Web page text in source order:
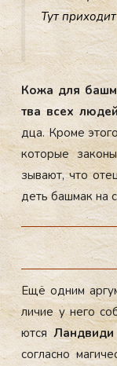
Тут
Ко­жа для
тва всех лю­дей
дца. Кро­ме
кото­рые
зыва­ют, что
деть баш­мак на
Ещё од­ним
личие у не­го
ют­сяЛан­дви­ди
сог­ласно